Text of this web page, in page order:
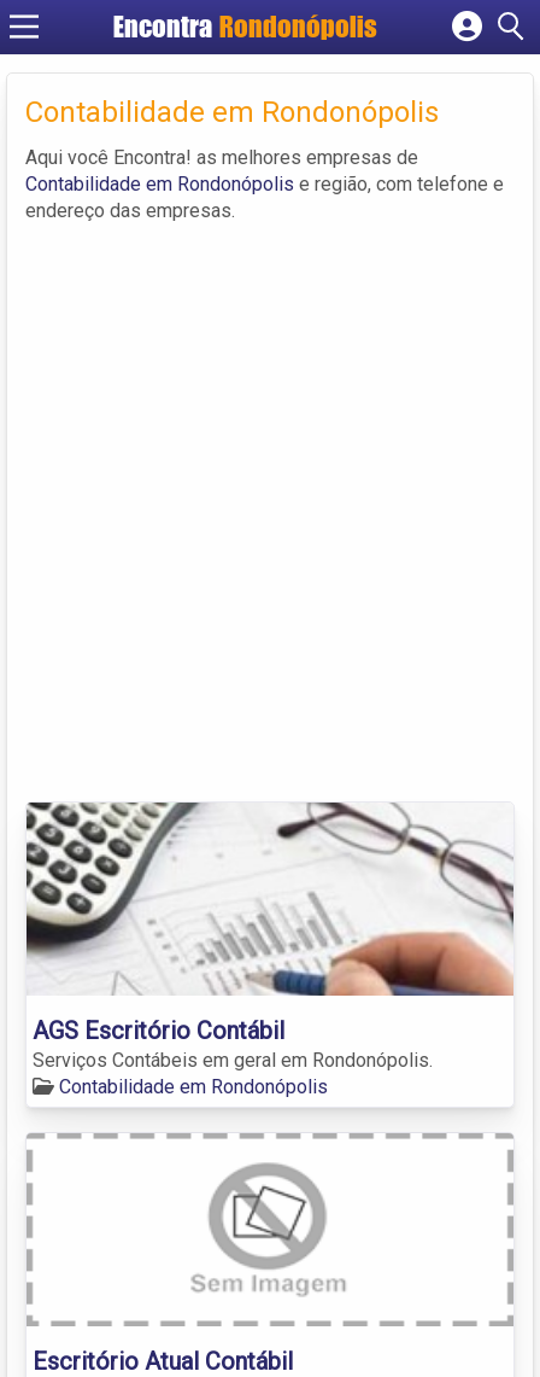
Encontra Rondonópolis
Cadastrar empresa
Criar conta
Contabilidade em Rondonópolis
Aqui você Encontra! as melhores empresas de
Contabilidade em Rondonópolis e região, com telefone e
endereço das empresas.
AGS Escritório Contábil
Serviços Contábeis em geral em Rondonópolis.
Contabilidade em Rondonópolis
Escritório Atual Contábil